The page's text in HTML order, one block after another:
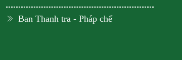
Ban Thanh tra - Pháp chế